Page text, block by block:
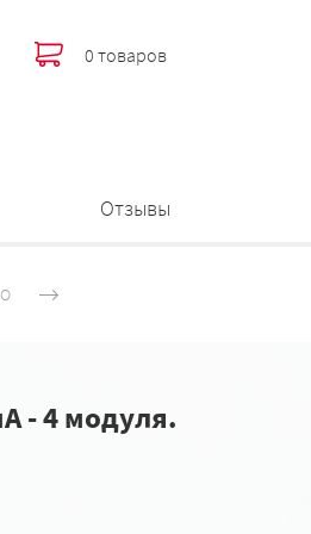
0 товаров
Отзывы
- 4 модуля.